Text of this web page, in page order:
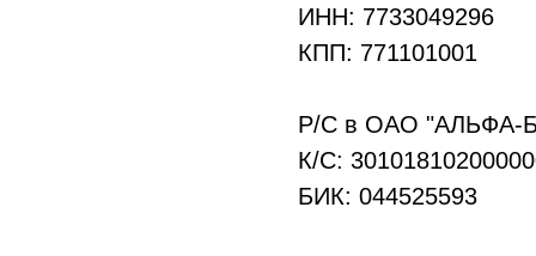
ИНН: 7733049296
КПП: 771101001
Р/С в ОАО "АЛЬФА-
К/С:
БИК: 044525593